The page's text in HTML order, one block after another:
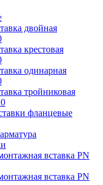
двойная
крестовая
одинарная
тройниковая
фланцевые
вставка PN
вставка PN